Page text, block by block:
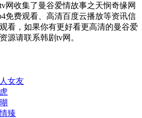
网收集了曼谷爱情故事之天悯奇缘网
免费观看、高清百度云播放等资讯信
看，如果你有更好看更高清的曼谷爱
源请联系韩剧tv网。
女友
臻